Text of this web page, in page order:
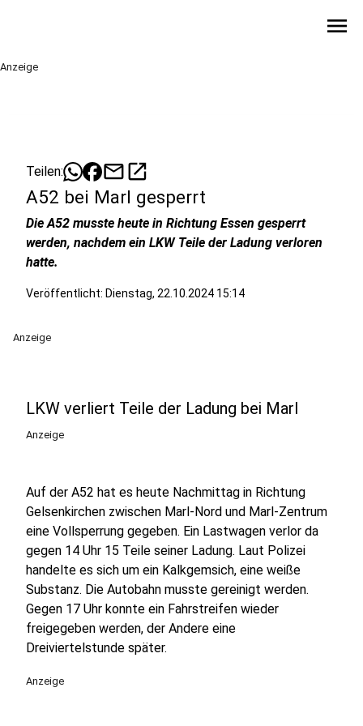
menu
Anzeige
Teilen: mailopen_in_new
A52 bei Marl gesperrt
Die A52 musste heute in Richtung Essen gesperrt
werden, nachdem ein LKW Teile der Ladung verloren
hatte.
Veröffentlicht: Dienstag, 22.10.2024 15:14
Anzeige
LKW verliert Teile der Ladung bei Marl
Anzeige
Auf der A52 hat es heute Nachmittag in Richtung
Gelsenkirchen zwischen Marl-Nord und Marl-Zentrum
eine Vollsperrung gegeben. Ein Lastwagen verlor da
gegen 14 Uhr 15 Teile seiner Ladung. Laut Polizei
handelte es sich um ein Kalkgemsich, eine weiße
Substanz. Die Autobahn musste gereinigt werden.
Gegen 17 Uhr konnte ein Fahrstreifen wieder
freigegeben werden, der Andere eine
Dreiviertelstunde später.
Anzeige